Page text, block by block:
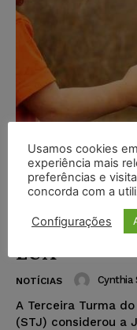
Justiça
para
em
EUA
NOTÍCIAS Cynthia
A Terceira Turma
(STJ) considerou a
Usamos cookies
experiência mais
preferências e
concorda com a
Configurações